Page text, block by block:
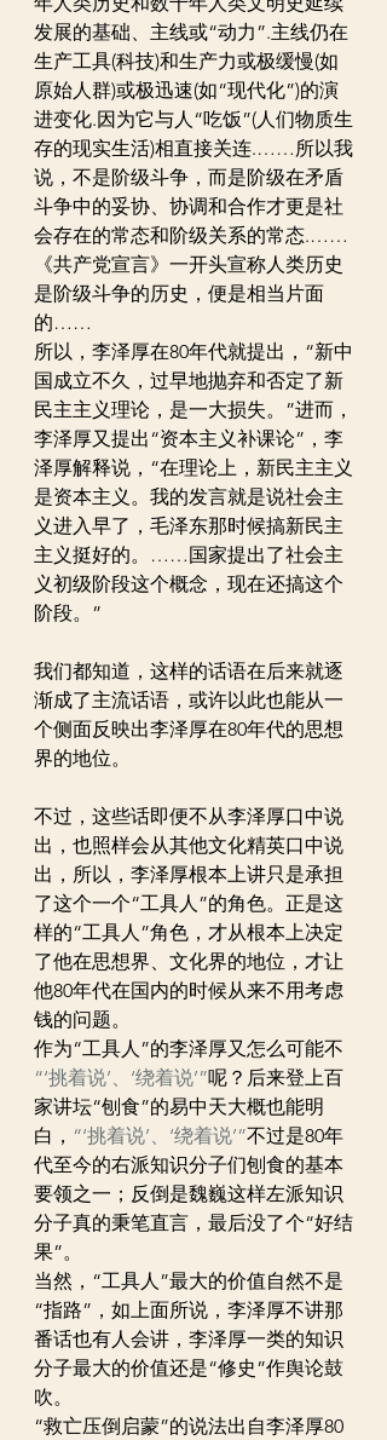
发展的基础、主线或“动力”.主线仍在
生产工具(科技)和生产力或极缓慢(如
原始人群)或极迅速(如“现代化”)的演
进变化.因为它与人“吃饭”(人们物质生
存的现实生活)相直接关连.……所以我
说，不是阶级斗争，而是阶级在矛盾
斗争中的妥协、协调和合作才更是社
会存在的常态和阶级关系的常态.……
《共产党宣言》一开头宣称人类历史
是阶级斗争的历史，便是相当片面
的……
所以，李泽厚在80年代就提出，“新中
国成立不久，过早地抛弃和否定了新
民主主义理论，是一大损失。”进而，
李泽厚又提出“资本主义补课论”，李
泽厚解释说，“在理论上，新民主主义
是资本主义。我的发言就是说社会主
义进入早了，毛泽东那时候搞新民主
主义挺好的。……国家提出了社会主
义初级阶段这个概念，现在还搞这个
阶段。”
我们都知道，这样的话语在后来就逐
渐成了主流话语，或许以此也能从一
个侧面反映出李泽厚在80年代的思想
界的地位。
不过，这些话即便不从李泽厚口中说
出，也照样会从其他文化精英口中说
出，所以，李泽厚根本上讲只是承担
了这个一个“工具人”的角色。正是这
样的“工具人”角色，才从根本上决定
了他在思想界、文化界的地位，才让
他80年代在国内的时候从来不用考虑
钱的问题。
作为“工具人”的李泽厚又怎么可能不
“‘挑着说’、‘绕着说’”呢？后来登上百
家讲坛“刨食”的易中天大概也能明
白， “‘挑着说’、‘绕着说’”不过是80年
代至今的右派知识分子们刨食的基本
要领之一；反倒是魏巍这样左派知识
分子真的秉笔直言，最后没了个“好结
果”。
当然，“工具人”最大的价值自然不是
“指路”，如上面所说，李泽厚不讲那
番话也有人会讲，李泽厚一类的知识
分子最大的价值还是“修史”作舆论鼓
吹。
“救亡压倒启蒙”的说法出自李泽厚80